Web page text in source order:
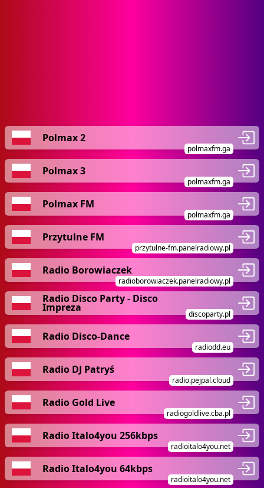
Polmax 2
polmaxfm.ga
Polmax 3
polmaxfm.ga
Polmax FM
polmaxfm.ga
Przytulne FM
przytulne-fm.panelradiowy.pl
Radio Borowiaczek
radioborowiaczek.panelradiowy.pl
Radio Disco Party - Disco
Impreza
discoparty.pl
Radio Disco-Dance
radiodd.eu
Radio DJ Patryś
radio.pejpal.cloud
Radio Gold Live
radiogoldlive.cba.pl
Radio Italo4you 256kbps
radioitalo4you.net
Radio Italo4you 64kbps
radioitalo4you.net